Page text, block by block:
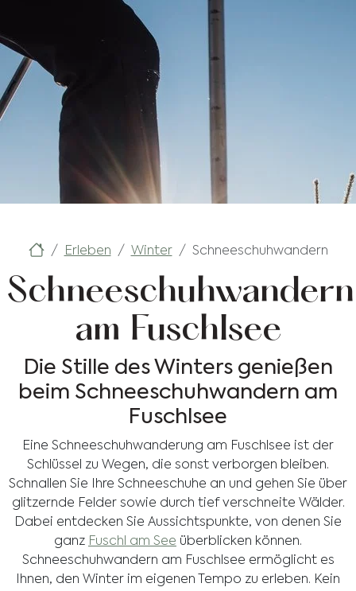
Erleben Winter Schneeschuhwandern
Schneeschuhwandern
am Fuschlsee
Die Stille des Winters genießen
beim Schneeschuhwandern am
Fuschlsee
Eine Schneeschuhwanderung am Fuschlsee ist der
Schlüssel zu Wegen, die sonst verborgen bleiben.
Schnallen Sie Ihre Schneeschuhe an und gehen Sie über
glitzernde Felder sowie durch tief verschneite Wälder.
Dabei entdecken Sie Aussichtspunkte, von denen Sie
ganz Fuschl am See überblicken können.
Schneeschuhwandern am Fuschlsee ermöglicht es
Ihnen, den Winter im eigenen Tempo zu erleben. Kein